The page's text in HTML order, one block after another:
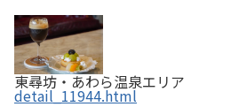
東尋坊・あわら温泉エリア
detail_11944.html